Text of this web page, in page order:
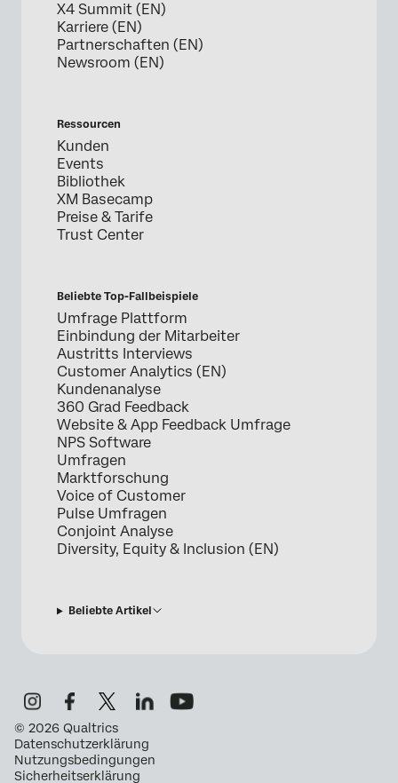
X4 Summit (EN)
Karriere (EN)
Partnerschaften (EN)
Newsroom (EN)
Ressourcen
Kunden
Events
Bibliothek
XM Basecamp
Preise & Tarife
Trust Center
Beliebte Top-Fallbeispiele
Umfrage Plattform
Einbindung der Mitarbeiter
Austritts Interviews
Customer Analytics (EN)
Kundenanalyse
360 Grad Feedback
Website & App Feedback Umfrage
NPS Software
Umfragen
Marktforschung
Voice of Customer
Pulse Umfragen
Conjoint Analyse
Diversity, Equity & Inclusion (EN)
Beliebte Artikel
© 2026 Qualtrics
Datenschutzerklärung
Nutzungsbedingungen
Sicherheitserklärung